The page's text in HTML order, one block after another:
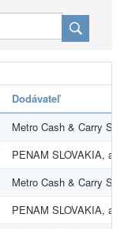
Dodávateľ
Metro Cash & Carry SR
PENAM SLOVAKIA,
Metro Cash & Carry SR
PENAM SLOVAKIA,